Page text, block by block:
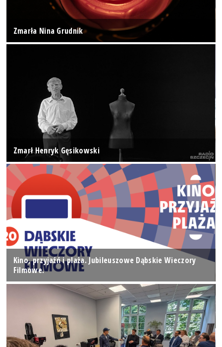
Zmarła Nina Grudnik
Zmarł Henryk Gęsikowski
Kino, przyjaźń i plaża. Jubileuszowe Dąbskie Wieczory
Filmowe.